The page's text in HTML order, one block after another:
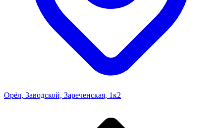
Орёл, Заводской, Зареченская, 1к2